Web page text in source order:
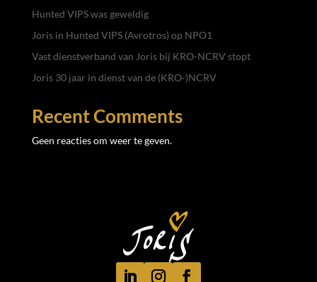
Hunted VIPS was geweldig
Joris in Hunted VIPS (Avrotros) op NPO1
Vast dienstverband van Joris bij KRO-NCRV stopt
Joris 30 jaar in dienst van de (KRO-)NCRV
Recent Comments
Geen reacties om weer te geven.